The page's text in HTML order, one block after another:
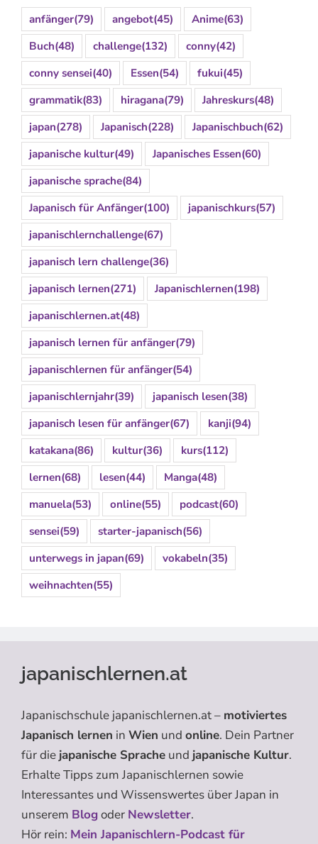
anfänger(79) angebot(45) Anime(63)
Buch(48) challenge(132) conny(42)
conny sensei(40) Essen(54) fukui(45)
grammatik(83) hiragana(79) Jahreskurs(48)
japan(278) Japanisch(228) Japanischbuch(62)
japanische kultur(49) Japanisches Essen(60)
japanische sprache(84)
Japanisch für Anfänger(100) japanischkurs(57)
japanischlernchallenge(67)
japanisch lern challenge(36)
japanisch lernen(271) Japanischlernen(198)
japanischlernen.at(48)
japanisch lernen für anfänger(79)
japanischlernen für anfänger(54)
japanischlernjahr(39) japanisch lesen(38)
japanisch lesen für anfänger(67) kanji(94)
katakana(86) kultur(36) kurs(112)
lernen(68) lesen(44) Manga(48)
manuela(53) online(55) podcast(60)
sensei(59) starter-japanisch(56)
unterwegs in japan(69) vokabeln(35)
weihnachten(55)
japanischlernen.at
Japanischschule japanischlernen.at – motiviertes
Japanisch lernen in Wien und online. Dein Partner
für die japanische Sprache und japanische Kultur.
Erhalte Tipps zum Japanischlernen sowie
Interessantes und Wissenswertes über Japan in
unserem Blogoder Newsletter.
Hör rein: Mein Japanischlern-Podcast für